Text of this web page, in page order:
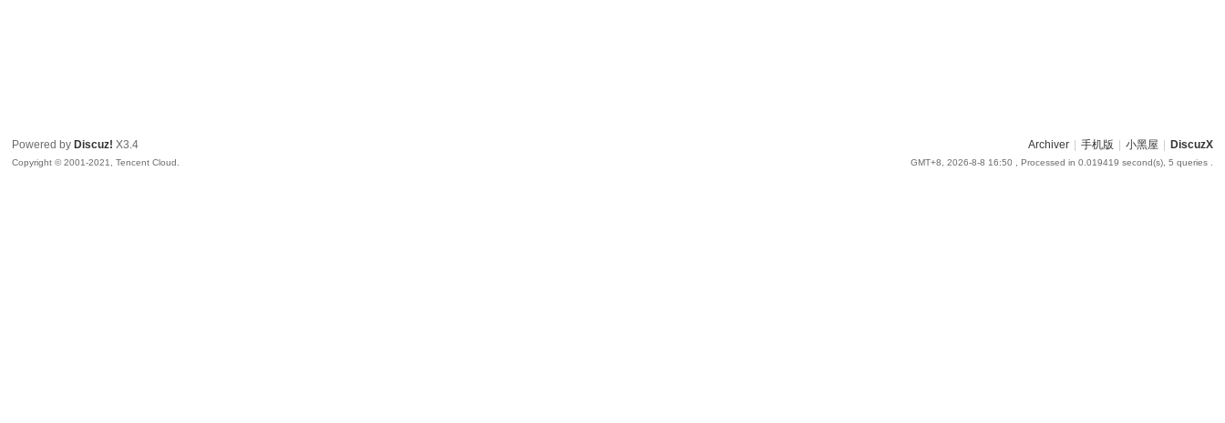
Archiver 手机版 小黑屋 DiscuzX
GMT+8, 2026-8-8 16:50 , Processed in 0.019419 second(s), 5 queries .
Powered by Discuz! X3.4
Copyright © 2001-2021, Tencent Cloud.